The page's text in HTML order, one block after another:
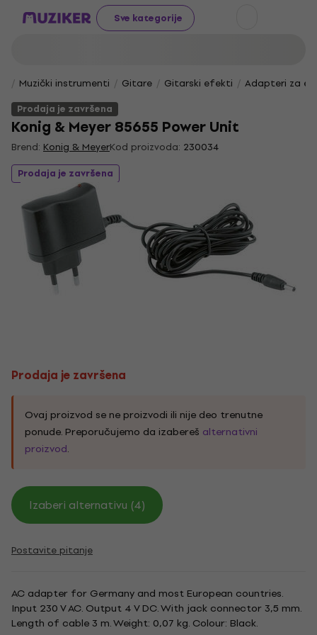
Sve kategorije
Muzički instrumenti Gitare Gitarski efekti
Adapteri za
Prodaja je završena
Konig & Meyer 85655 Power Unit
Brend: Konig & MeyerKod proizvoda: 230034
Prodaja je završena
Prodaja je završena
Ovaj proizvod se ne proizvodi ili nije deo trenutne
ponude. Preporučujemo da izabereš alternativni
proizvod.
Izaberi alternativu (4)
Postavite pitanje
AC adapter for Germany and most European countries.
Input 230 V AC. Output 4 V DC. With jack connector 3,5 mm.
Length of cable 3 m. Weight: 0,07 kg. Colour: Black.